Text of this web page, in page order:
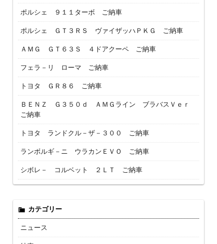
ポルシェ ９１１ターボ ご納車
ポルシェ ＧＴ３ＲＳ ヴァイザッハＰＫＧ ご納車
ＡＭＧ ＧＴ６３Ｓ ４ドアクーペ ご納車
フェラ－リ ローマ ご納車
トヨタ ＧＲ８６ ご納車
ＢＥＮＺ Ｇ３５０ｄ ＡＭＧライン ブラバスＶｅｒ
ご納車
トヨタ ランドクル－ザ－３００ ご納車
ランボルギ－ニ ウラカンＥＶＯ ご納車
シボレ－ コルベット ２ＬＴ ご納車
カテゴリー
ニュース